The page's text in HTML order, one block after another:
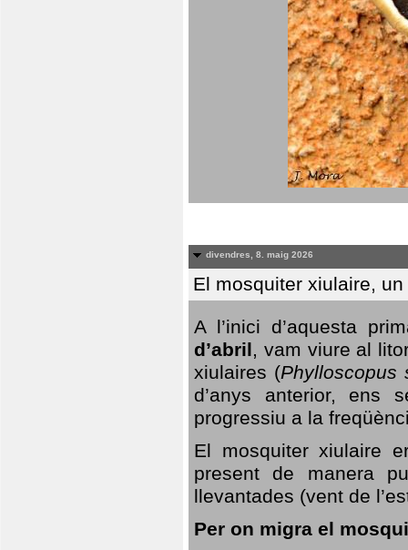
divendres, 8. maig 2026
El mosquiter xiulaire,
A l’inici d’aquesta
d’abril, vam viure al
xiulaires (Phylloscopus
d’anys anterior, ens
progressiu a la
El mosquiter xiulaire
present de manera
llevantades (vent de
Per on migra el